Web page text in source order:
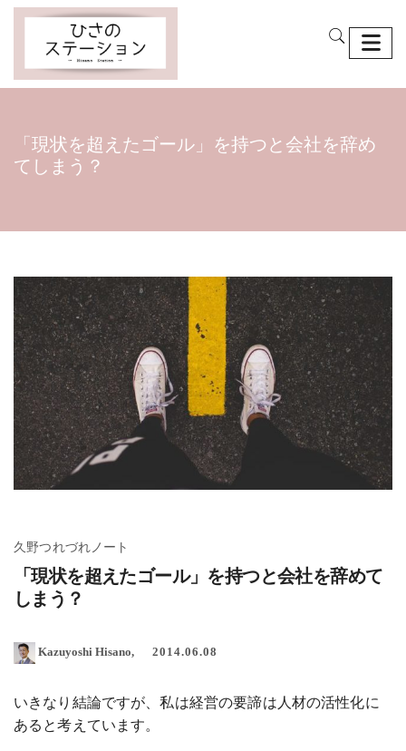
「現状を超えたゴール」を持つと会社を辞め
てしまう？
久野つれづれノート
「現状を超えたゴール」を持つと会社を辞めて
しまう？
Kazuyoshi Hisano 2014.06.08
いきなり結論ですが、私は経営の要諦は人材の活性化に
あると考えています。